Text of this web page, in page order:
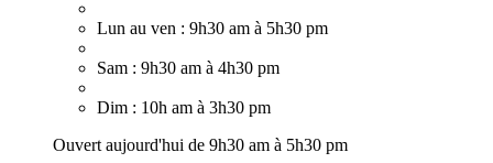
Lun au ven : 9h30 am à 5h30 pm
Sam : 9h30 am à 4h30 pm
Dim : 10h am à 3h30 pm
Ouvert aujourd'hui de 9h30 am à 5h30 pm